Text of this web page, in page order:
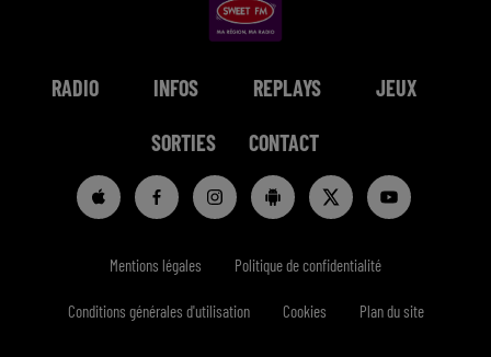
RADIO INFOS REPLAYS JEUX
SORTIES CONTACT
Mentions légales Politique de confidentialité
Conditions générales d'utilisation Cookies Plan du site